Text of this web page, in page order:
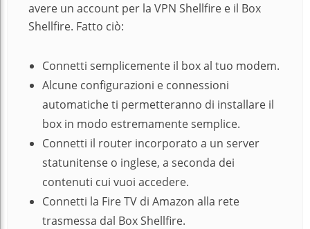
avere un account per la VPN Shellfire e il Box
Shellfire. Fatto ciò:
Connetti semplicemente il box al tuo modem.
Alcune configurazioni e connessioni
automatiche ti permetteranno di installare il
box in modo estremamente semplice.
Connetti il router incorporato a un server
statunitense o inglese, a seconda dei
contenuti cui vuoi accedere.
Connetti la Fire TV di Amazon alla rete
trasmessa dal Box Shellfire.